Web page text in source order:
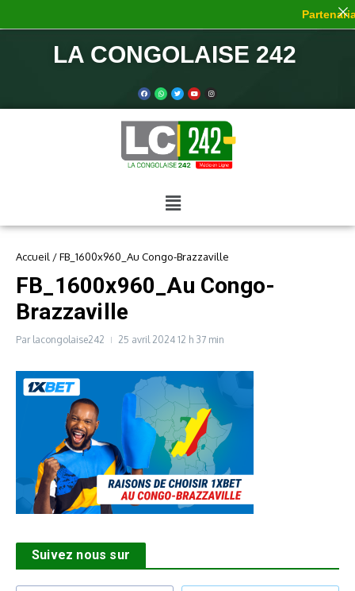
LA CONGOLAISE 242
Accueil /FB_1600x960_Au Congo-Brazzaville
FB_1600x960_Au Congo-
Brazzaville
Par lacongolaise242 25 avril 2024 12 h 37 min
Suivez nous sur